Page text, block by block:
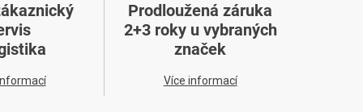
Prodloužená záruka
2+3 roky u vybraných
značek
Více informací